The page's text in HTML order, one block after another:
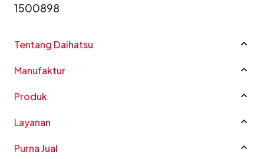
1500898
Tentang Daihatsu
Sustainability
Good Corporate Governance
Karir
Manufaktur
Produk
New Terios
All New Xenia
Layanan
Harga
Purna Jual